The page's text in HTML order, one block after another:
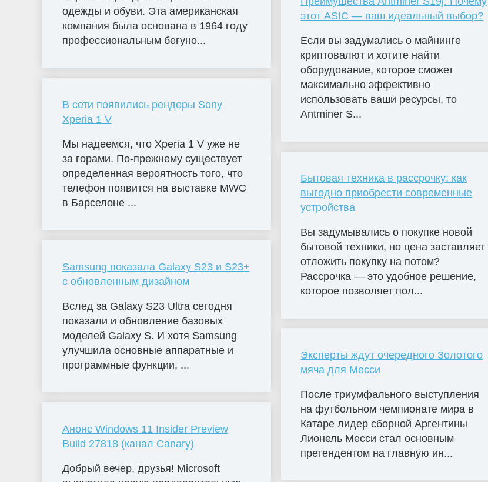
одежды и обуви. Эта американская
компания была основана в 1964 году
профессиональным бегуно...
В сети появились рендеры Sony
Xperia 1 V
Мы надеемся, что Xperia 1 V уже не
за горами. По-прежнему существует
определенная вероятность того, что
телефон появится на выставке MWC
в Барселоне ...
Samsung показала Galaxy S23 и S23+
с обновленным дизайном
Вслед за Galaxy S23 Ultra сегодня
показали и обновление базовых
моделей Galaxy S. И хотя Samsung
улучшила основные аппаратные и
программные функции, ...
Анонс Windows 11 Insider Preview
Build 27818 (канал Canary)
Добрый вечер, друзья! Microsoft
этот ASIC — ваш идеальный выбор?
Если вы задумались о майнинге
криптовалют и хотите найти
оборудование, которое сможет
максимально эффективно
использовать ваши ресурсы, то
Antminer S...
Бытовая техника в рассрочку: как
выгодно приобрести современные
устройства
Вы задумывались о покупке новой
бытовой техники, но цена заставляет
отложить покупку на потом?
Рассрочка — это удобное решение,
которое позволяет пол...
Эксперты ждут очередного Золотого
мяча для Месси
После триумфального выступления
на футбольном чемпионате мира в
Катаре лидер сборной Аргентины
Лионель Месси стал основным
претендентом на главную ин...